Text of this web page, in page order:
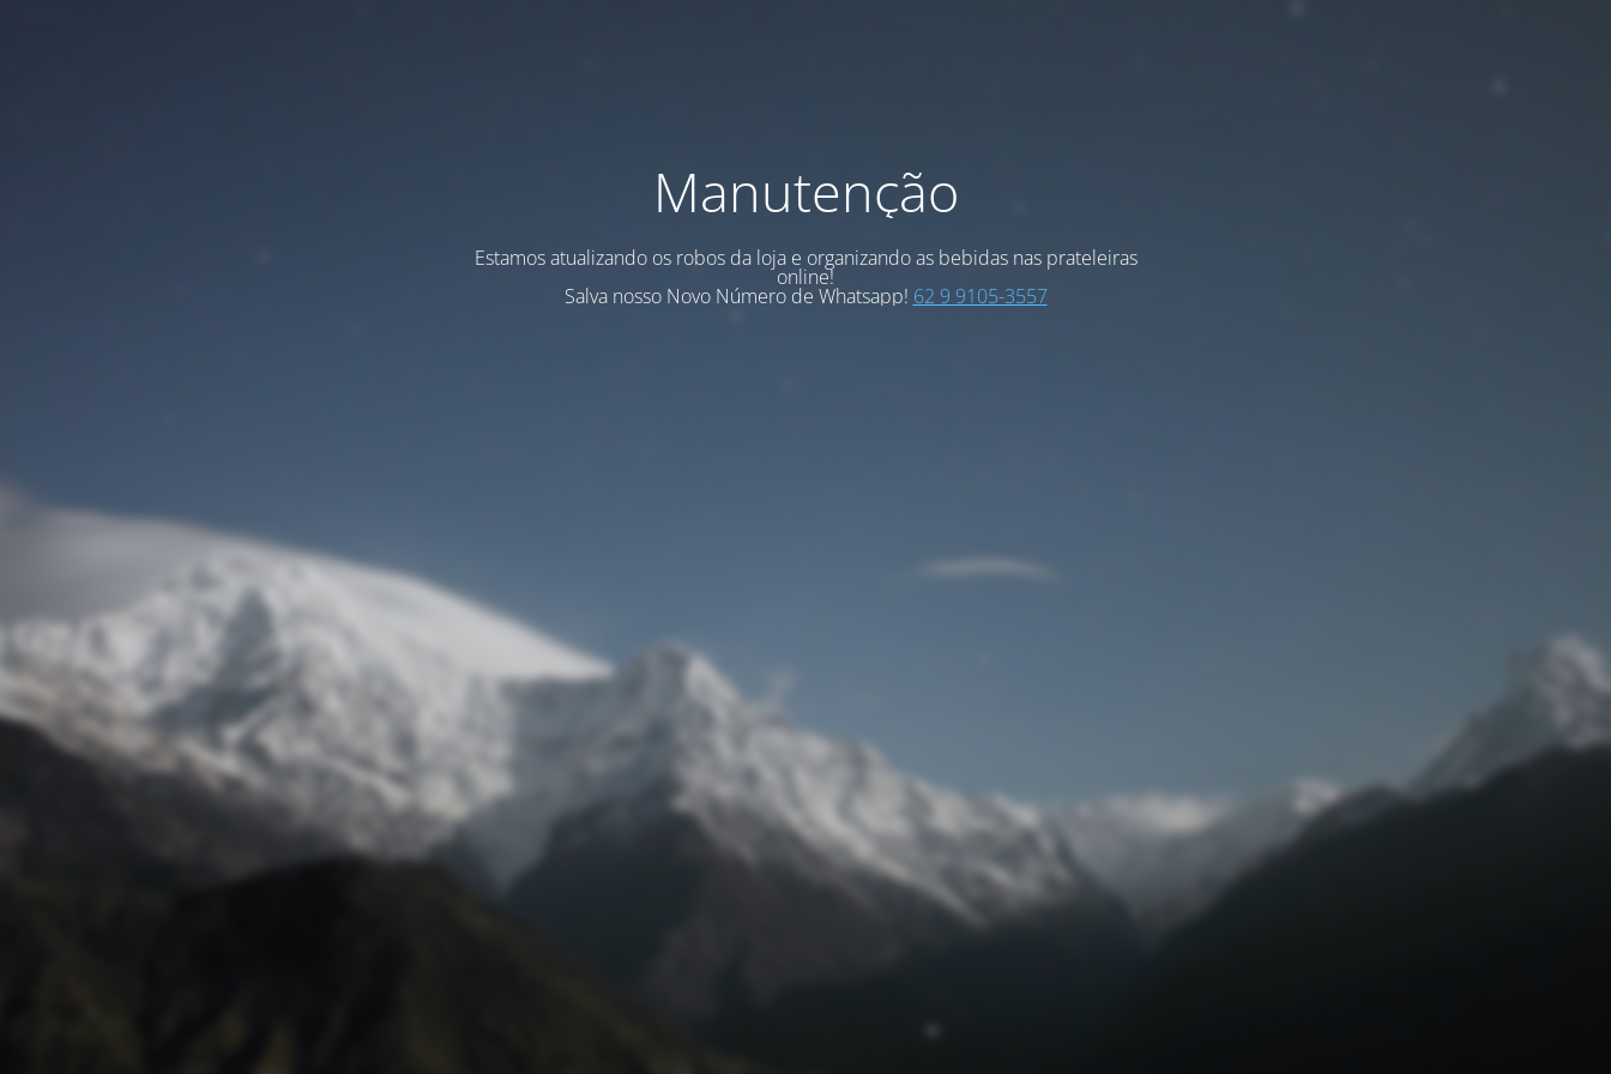
Manutenção
Estamos atualizando os robos da loja e organizando as bebidas nas prateleiras
online!
Salva nosso Novo Número de Whatsapp! 62 9 9105-3557